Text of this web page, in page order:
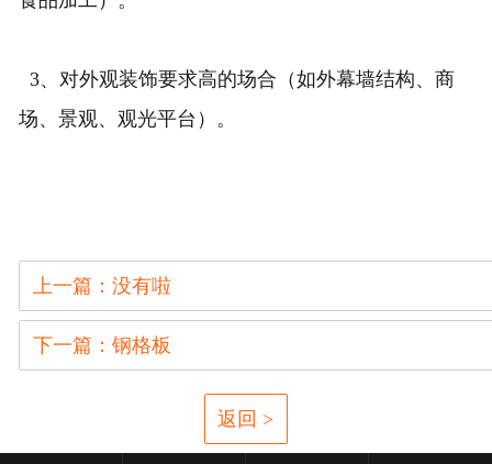
3、对外观装饰要求高的场合（如外幕墙结构、商
场、景观、观光平台）。
上一篇：没有啦
下一篇：钢格板
返回 >